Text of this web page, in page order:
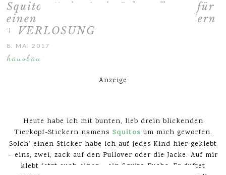
Squitos // ein Antimückenpflaster für
einen schöneren Sommer mit Kindern
+ VERLOSUNG
8. MAI 2017
hausbau
Anzeige
Heute habe ich mit bunten, lieb drein blickenden
Tierkopf-Stickern namens Squitos um mich geworfen.
Solch‘ einen Sticker habe ich auf jedes Kind hier geklebt
– eins, zwei, zack auf den Pullover oder die Jacke. Auf mir
klebt jetzt auch einer – ein Squito-Fuchs. Er duftet